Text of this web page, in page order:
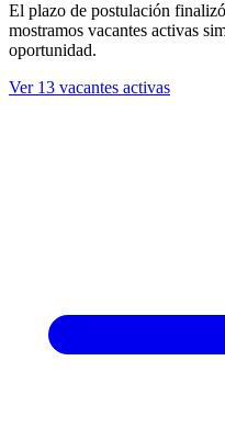
El plazo de postulación finalizó
mostramos vacantes activas
oportunidad.
Ver 13 vacantes activas